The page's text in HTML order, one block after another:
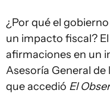
¿Por qué el
un impacto fiscal?
afirmaciones en un
Asesoría General de
que accedió El